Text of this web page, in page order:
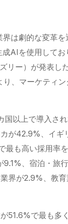
は劇的な変革を
AIを使用してお
リー）が発表し
、マーケティ
以上で導入さ
が42.9%、イギ
最も高い採用率
、宿泊・旅
界が2.9%、教
51.6%で最も多